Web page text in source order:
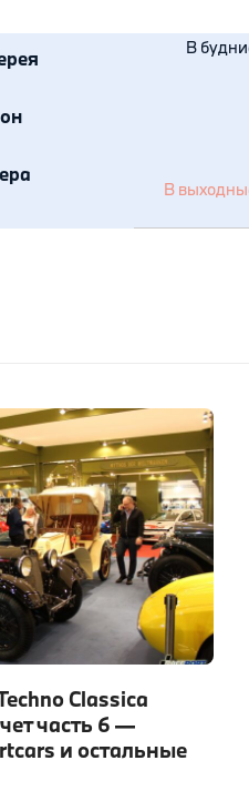
В
В
Classica
часть 6 —
и остальные